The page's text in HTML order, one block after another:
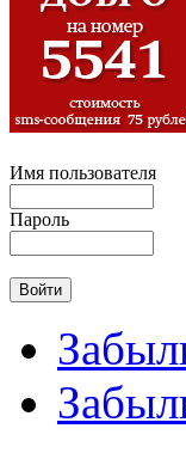
Имя пользователя
Пароль